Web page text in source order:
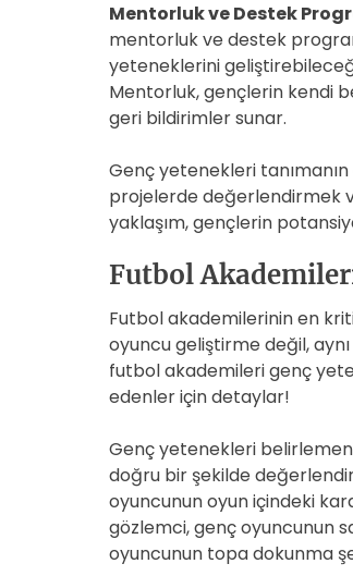
Mentorluk ve Destek
mentorluk ve destek
yeteneklerini
Mentorluk, gençlerin kendi
geri bildirimler sunar.
Genç yetenekleri
projelerde değerlendirmek
yaklaşım, gençlerin
Futbol
Futbol akademilerinin en
oyuncu geliştirme değil,
futbol akademileri genç
edenler için detaylar!
Genç yetenekleri
doğru bir şekilde
oyuncunun oyun içindeki
gözlemci, genç oyuncunun
oyuncunun topa dokunma